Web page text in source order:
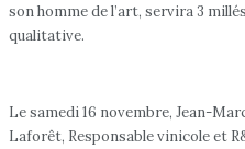
son homme de l’art, servira 3
qualitative.
Le samedi 16 novembre, Jean-
Laforêt, Responsable vinicole et